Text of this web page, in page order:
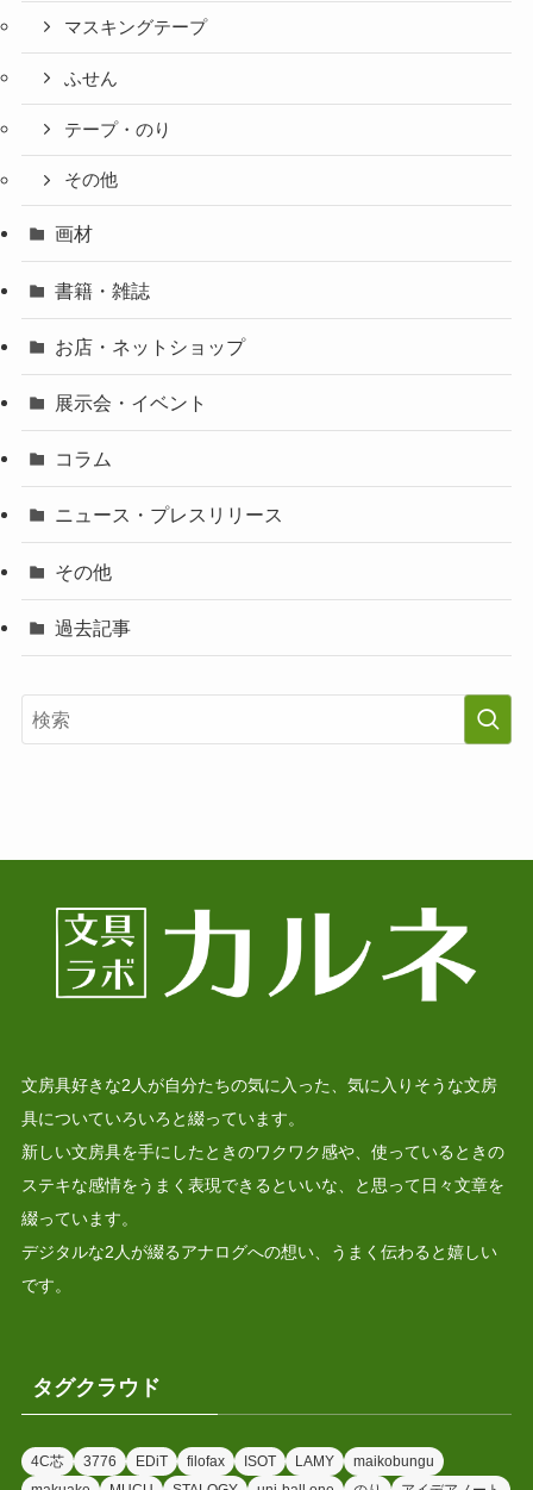
マスキングテープ
ふせん
テープ・のり
その他
画材
書籍・雑誌
お店・ネットショップ
展示会・イベント
コラム
ニュース・プレスリリース
その他
過去記事
文房具好きな2人が自分たちの気に入った、気に入りそうな文房
具についていろいろと綴っています。
新しい文房具を手にしたときのワクワク感や、使っているときの
ステキな感情をうまく表現できるといいな、と思って日々文章を
綴っています。
デジタルな2人が綴るアナログへの想い、うまく伝わると嬉しい
です。
タグクラウド
4C芯 3776 EDiT filofax ISOT LAMY
maikobungu